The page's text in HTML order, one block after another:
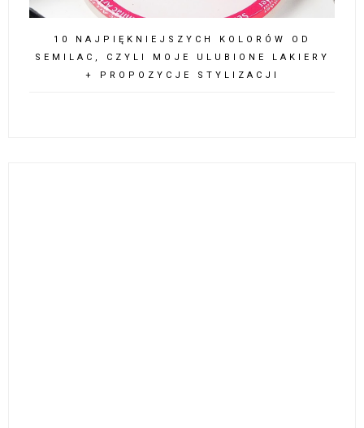
10 NAJPIĘKNIEJSZYCH KOLORÓW OD
SEMILAC, CZYLI MOJE ULUBIONE LAKIERY
+ PROPOZYCJE STYLIZACJI